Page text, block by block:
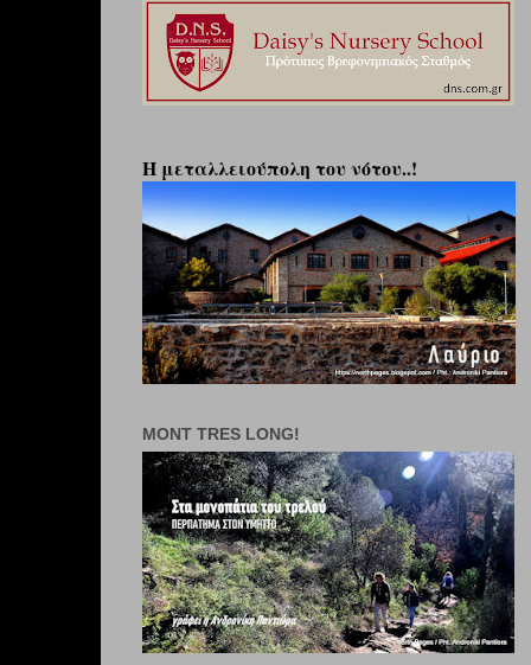
Η μεταλλειούπολη του νότου..!
MONT TRES LONG!